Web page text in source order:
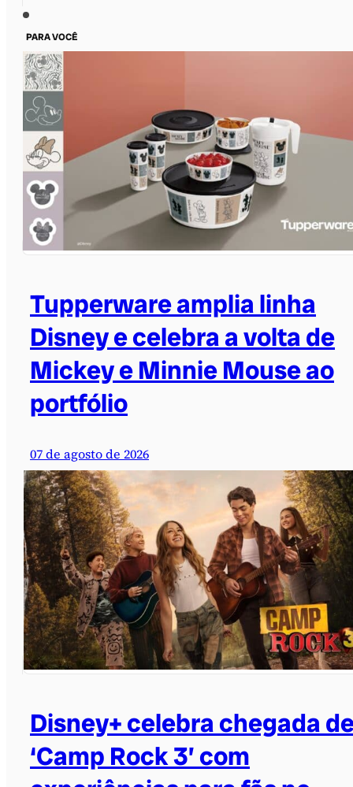
PARA VOCÊ
Tupperware amplia linha
Disney e celebra a volta de
Mickey e Minnie Mouse ao
portfólio
07 de agosto de 2026
Disney+ celebra chegada
‘Camp Rock 3’ com